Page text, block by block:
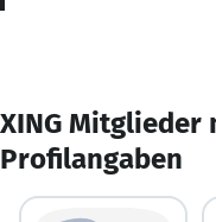
XING Mitglieder
Profilangaben